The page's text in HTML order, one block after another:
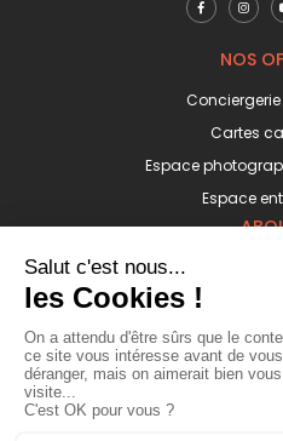
NOS
Cartes
Espace
Espace
CGV &
Blog